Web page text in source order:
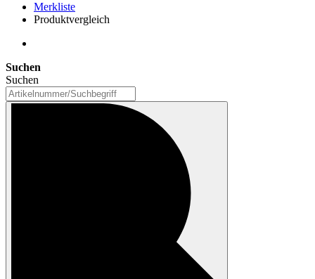
Merkliste
Produktvergleich
Suchen
Suchen